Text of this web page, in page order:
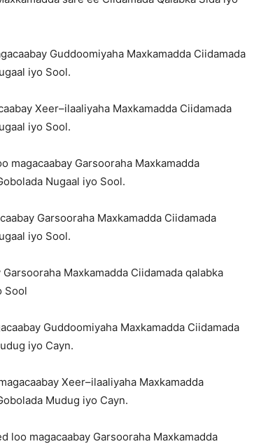
Guddoomiyaha Maxkamadda Ciidamada
iyo Sool.
Xeer–ilaaliyaha Maxkamadda Ciidamada
iyo Sool.
magacaabay Garsooraha Maxkamadda
Nugaal iyo Sool.
Garsooraha Maxkamadda Ciidamada
iyo Sool.
Maxkamadda Ciidamada qalabka
Sool
Guddoomiyaha Maxkamadda Ciidamada
iyo Cayn.
Xeer–ilaaliyaha Maxkamadda
Mudug iyo Cayn.
loo magacaabay Garsooraha Maxkamadda